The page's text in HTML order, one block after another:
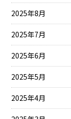
2025年8月
2025年7月
2025年6月
2025年5月
2025年4月